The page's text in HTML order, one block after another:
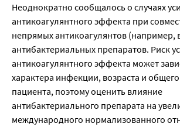
Неоднократно сообщалось о случаях
антикоагулянтного эффекта при
непрямых антикоагулянтов (например,
антибактериальных препаратов. Риск
антикоагулянтного эффекта может
характера инфекции, возраста и
пациента, поэтому оценить влияние
антибактериального препарата на
международного нормализованного